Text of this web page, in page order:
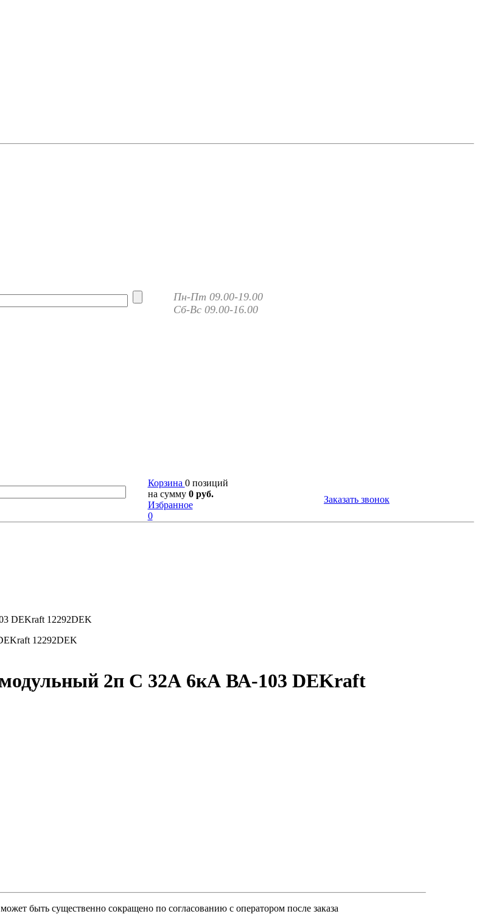
Пн-Пт 09.00-19.00
Сб-Вс 09.00-16.00
Корзина 0 позиций
на сумму 0 руб.
Избранное
0
Заказать звонок
DEKraft 12292DEK
2п C 32А 6кА ВА-103 DEKraft
быть существенно сокращено по согласованию с оператором после заказа